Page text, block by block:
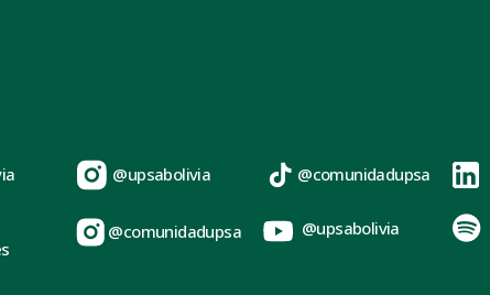
@upsabolivia
@comunidadupsa
@comunidadupsa
@upsabolivia